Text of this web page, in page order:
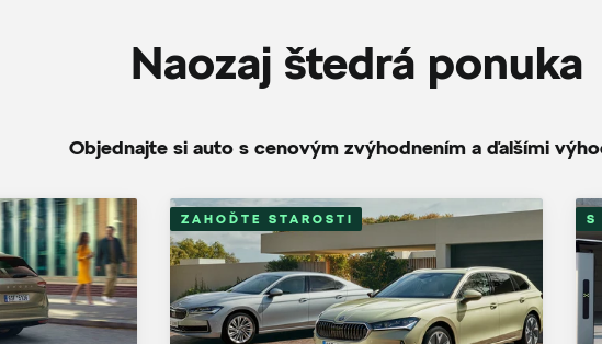
Naozaj štedrá ponuka
Objednajte si auto s cenovým zvýhodnením a ďalšími
ZAHOĎTE STAROSTI S